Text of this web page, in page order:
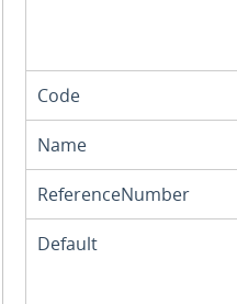
Code
Name
ReferenceNumber
Default